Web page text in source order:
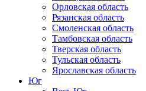
Орловская область
Рязанская область
Смоленская область
Тамбовская область
Тверская область
Тульская область
Ярославская область
Юг